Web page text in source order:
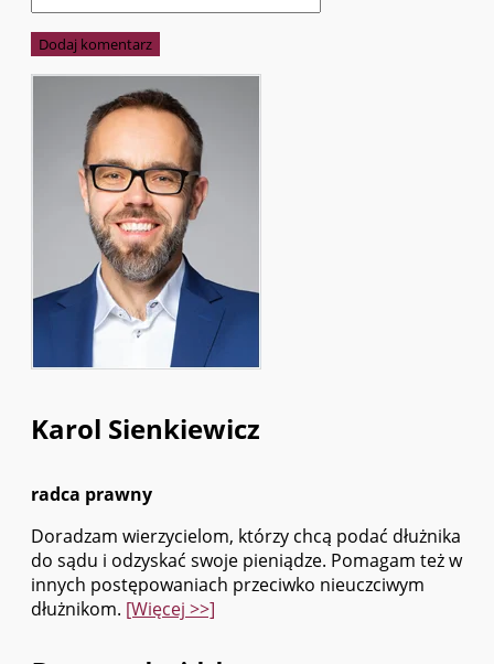
Karol Sienkiewicz
radca prawny
Doradzam wierzycielom, którzy chcą podać dłużnika
do sądu i odzyskać swoje pieniądze. Pomagam też w
innych postępowaniach przeciwko nieuczciwym
dłużnikom. [Więcej >>]